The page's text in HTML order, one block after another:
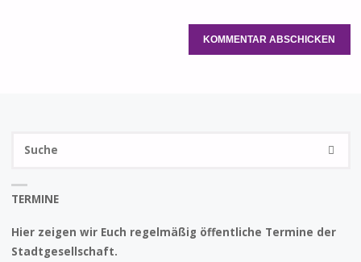
SUCHE
TERMINE
Hier zeigen wir Euch regelmäßig öffentliche Termine der
Stadtgesellschaft.